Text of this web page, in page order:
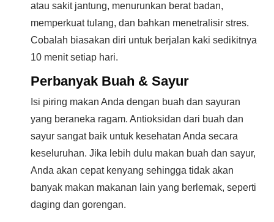
atau sakit jantung, menurunkan berat badan,
memperkuat tulang, dan bahkan menetralisir stres.
Cobalah biasakan diri untuk berjalan kaki sedikitnya
10 menit setiap hari.
Perbanyak Buah & Sayur
Isi piring makan Anda dengan buah dan sayuran
yang beraneka ragam. Antioksidan dari buah dan
sayur sangat baik untuk kesehatan Anda secara
keseluruhan. Jika lebih dulu makan buah dan sayur,
Anda akan cepat kenyang sehingga tidak akan
banyak makan makanan lain yang berlemak, seperti
daging dan gorengan.